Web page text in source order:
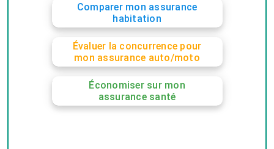
Comparer mon assurance
habitation
Évaluer la concurrence pour
mon assurance auto/moto
Économiser sur mon
assurance santé